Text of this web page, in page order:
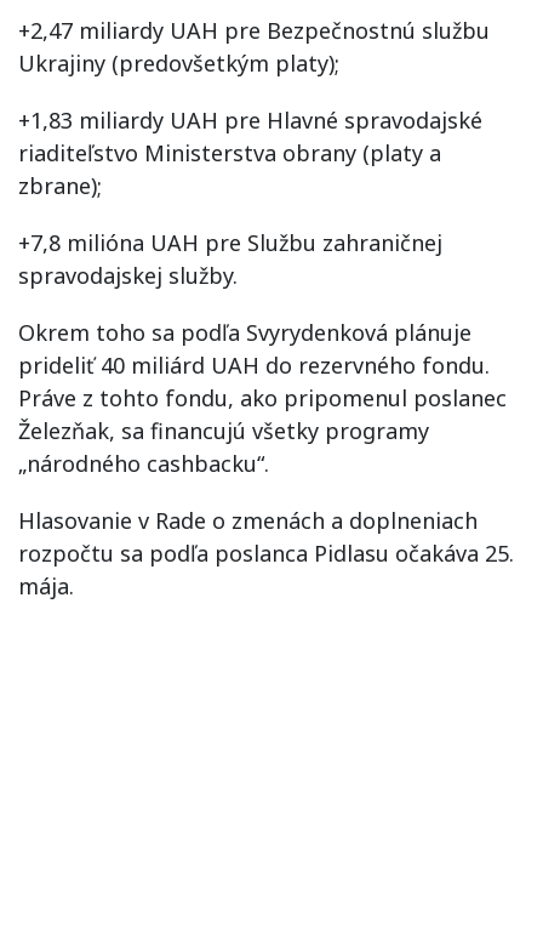
+2,47 miliardy UAH pre Bezpečnostnú službu
Ukrajiny (predovšetkým platy);
+1,83 miliardy UAH pre Hlavné spravodajské
riaditeľstvo Ministerstva obrany (platy a
zbrane);
+7,8 milióna UAH pre Službu zahraničnej
spravodajskej služby.
Okrem toho sa podľa Svyrydenková plánuje
prideliť 40 miliárd UAH do rezervného fondu.
Práve z tohto fondu, ako pripomenul poslanec
Železňak, sa financujú všetky programy
„národného cashbacku“.
Hlasovanie v Rade o zmenách a doplneniach
rozpočtu sa podľa poslanca Pidlasu očakáva 25.
mája.